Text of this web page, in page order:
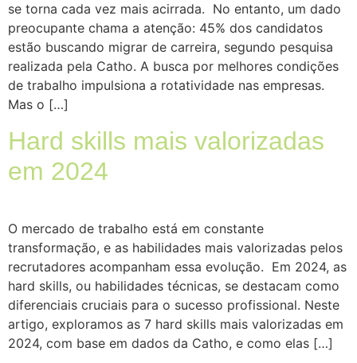
se torna cada vez mais acirrada. No entanto, um dado
preocupante chama a atenção: 45% dos candidatos
estão buscando migrar de carreira, segundo pesquisa
realizada pela Catho. A busca por melhores condições
de trabalho impulsiona a rotatividade nas empresas.
Mas o […]
Hard skills mais valorizadas
em 2024
O mercado de trabalho está em constante
transformação, e as habilidades mais valorizadas pelos
recrutadores acompanham essa evolução. Em 2024, as
hard skills, ou habilidades técnicas, se destacam como
diferenciais cruciais para o sucesso profissional. Neste
artigo, exploramos as 7 hard skills mais valorizadas em
2024, com base em dados da Catho, e como elas […]